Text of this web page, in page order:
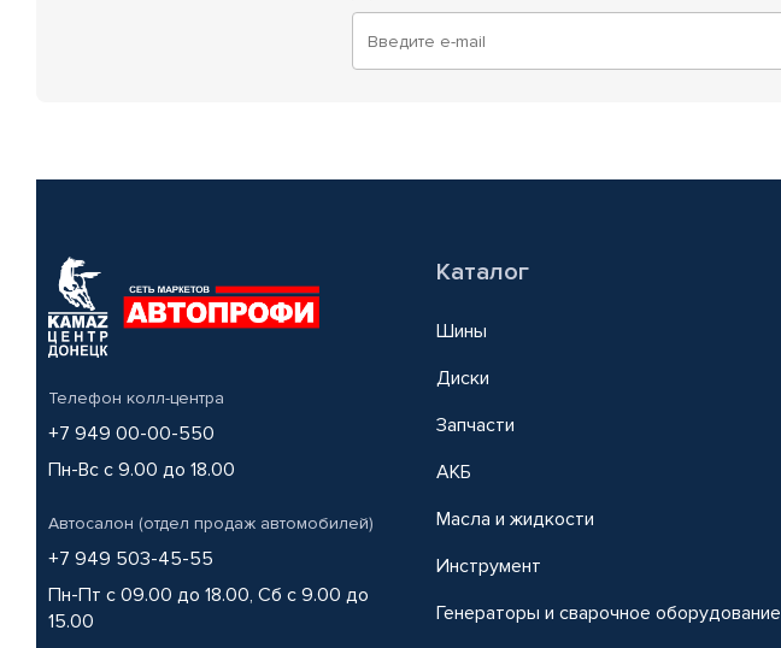
Телефон колл-центра
+7 949 00-00-550
Пн-Вс с 9.00 до 18.00
Автосалон (отдел продаж автомобилей)
+7 949 503-45-55
Пн-Пт с 09.00 до 18.00, Сб с 9.00 до
15.00
Каталог
Шины
Диски
Запчасти
АКБ
Масла и жидкости
Инструмент
Генераторы и сварочное оборудование